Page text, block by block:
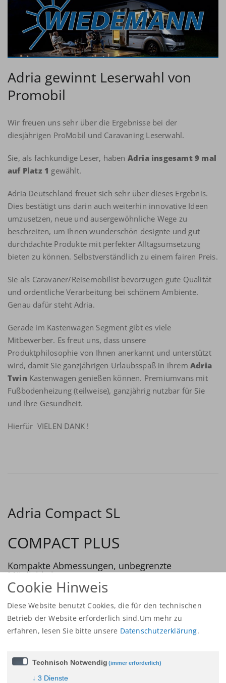
Adria gewinnt Leserwahl von
Promobil
Wir freuen uns sehr über die Ergebnisse bei der
diesjährigen ProMobil und Caravaning Leserwahl.
Sie, als fachkundige Leser, haben Adria insgesamt 9 mal
auf Platz 1 gewählt.
Adria Deutschland freuet sich sehr über dieses Ergebnis.
Dies bestätigt uns darin auch weiterhin innovative Ideen
umzusetzen, neue und ausergewöhnliche Wege zu
beschreiten, um Ihnen wunderschön designte und gut
durchdachte Produkte mit perfekter Alltagsumsetzung
bieten zu können. Selbstverständlich zu einem fairen Preis.
Sie als Caravaner/Reisemobilist bevorzugen gute Qualität
und ordentliche Verarbeitung bei schönem Ambiente.
Genau dafür steht Adria.
Gerade im Kastenwagen Segment gibt es viele
Mitbewerber. Es freut uns, dass unsere
Produktphilosophie von Ihnen anerkannt und unterstützt
wird, damit Sie ganzjährigen Urlaubsspaß in ihremAdria
Twin Kastenwagen genießen können. Premiumvans mit
Fußbodenheizung (teilweise), ganzjährig nutzbar für Sie
und Ihre Gesundheit.
Hierfür VIELEN DANK !
Adria Compact SL
COMPACT PLUS
Kompakte Abmessungen, unbegrenzte
Möglichkeiten
Mit zusätzlicher Ausstattung im Vergleich zu den Axess
Modellen, haben die Plus Modelle ein zeitgemäßes
Innendesign und eine Truma Heizung. Der neue Compact
setzt einen neuen Maßstab für kleinere Wohnmobile. Die
Stadt-Wohnmobil‘, dennoch mit mehr Platz im Inneren.
Cookie Hinweis
Diese Website benutzt Cookies, die für den technischen
Betrieb der Website erforderlich sind.Um mehr zu
erfahren, lesen Sie bitte unsere Datenschutzerklärung.
Technisch Notwendig (immer erforderlich)
↓ 3 Dienste